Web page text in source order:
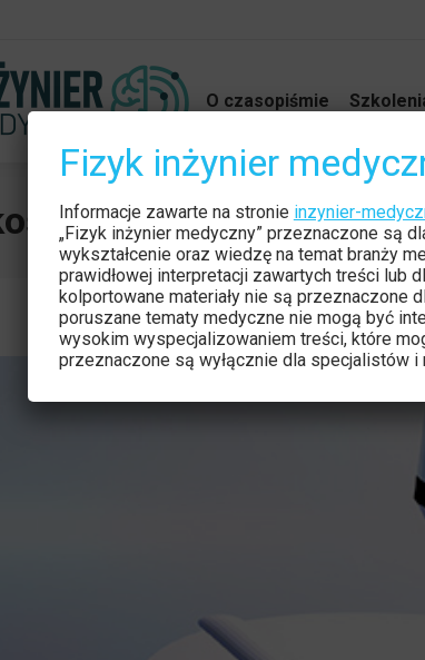
O czasopiśmie
w ultrasonografii
Fizyk inżynier
Informacje zawarte na stronie inzynier-
„Fizyk inżynier medyczny” przeznaczone są
wykształcenie oraz wiedzę na temat branży
prawidłowej interpretacji zawartych treści lub
kolportowane materiały nie są przeznaczone
poruszane tematy medyczne nie mogą być
wysokim wyspecjalizowaniem treści, które
przeznaczone są wyłącznie dla specjalistów